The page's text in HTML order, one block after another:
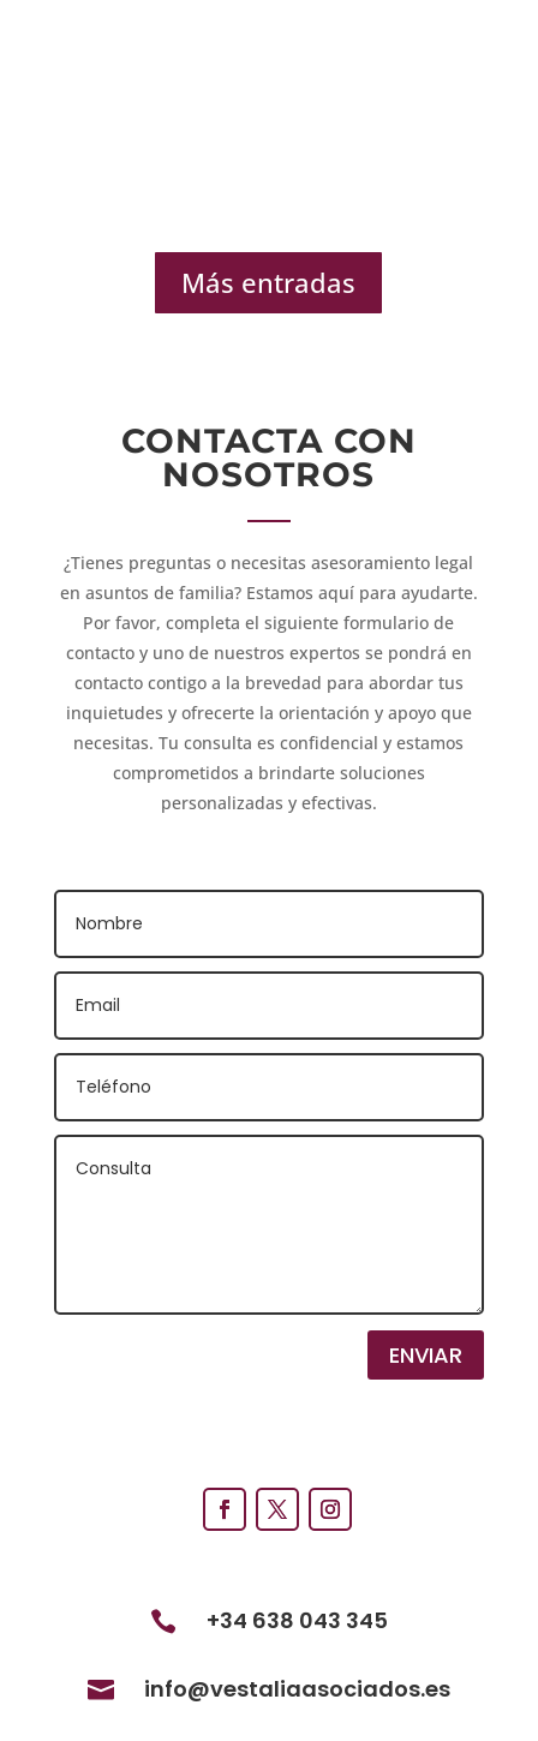
Más entradas
CONTACTA CON
NOSOTROS
¿Tienes preguntas o necesitas asesoramiento legal
en asuntos de familia? Estamos aquí para ayudarte.
Por favor, completa el siguiente formulario de
contacto y uno de nuestros expertos se pondrá en
contacto contigo a la brevedad para abordar tus
inquietudes y ofrecerte la orientación y apoyo que
necesitas. Tu consulta es confidencial y estamos
comprometidos a brindarte soluciones
personalizadas y efectivas.
ENVIAR
 +34 638 043 345
 info@vestaliaasociados.es